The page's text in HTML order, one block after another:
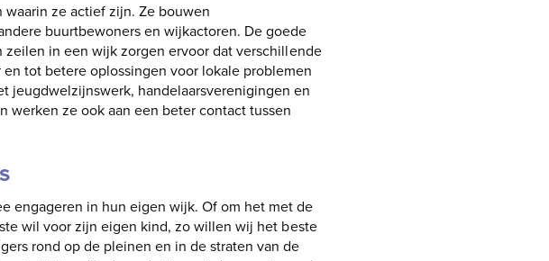
ze actief zijn. Ze bouwen
buurtbewoners en wijkactoren. De goede
in een wijk zorgen ervoor dat verschillende
tot betere oplossingen voor lokale problemen
jeugdwelzijnswerk, handelaarsverenigingen en
werken ze ook aan een beter contact tussen
engageren in hun eigen wijk. Of om het met de
wil voor zijn eigen kind, zo willen wij het beste
rond op de pleinen en in de straten van de